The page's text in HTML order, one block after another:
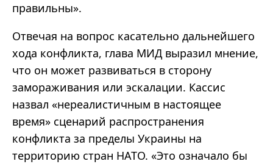
правильны».
Отвечая на вопрос касательно дальнейшего
хода конфликта, глава МИД выразил мнение,
что он может развиваться в сторону
замораживания или эскалации. Кассис
назвал «нереалистичным в настоящее
время» сценарий распространения
конфликта за пределы Украины на
территорию стран НАТО. «Это означало бы